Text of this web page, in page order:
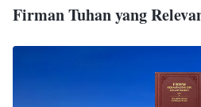
dengannya, dia bersama-Ku"
Firman Tuhan yang